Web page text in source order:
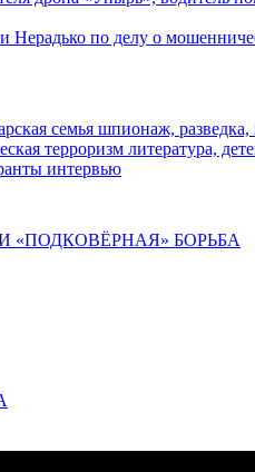
Нерадько по делу о
семья шпионаж, разведка,
терроризм литература,
интервью
«ПОДКОВЁРНАЯ» БОРЬБА